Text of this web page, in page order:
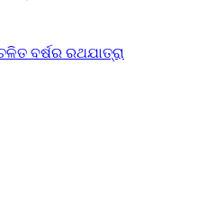
ବର୍ଷର ରଥଯାତ୍ରା